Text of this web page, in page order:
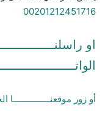
00201212451716
او
أو زور موقعنـــــــــــــــا